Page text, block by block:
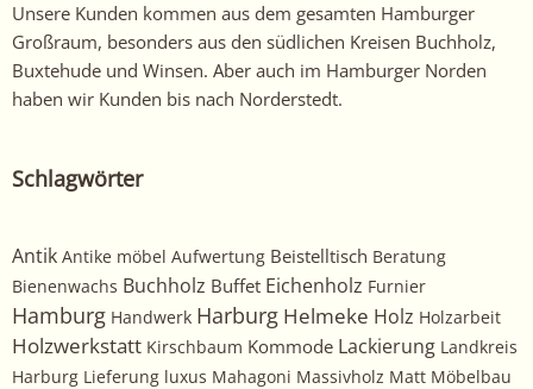
Unsere Kunden kommen aus dem gesamten Hamburger
Großraum, besonders aus den südlichen Kreisen Buchholz,
Buxtehude und Winsen. Aber auch im Hamburger Norden
haben wir Kunden bis nach Norderstedt.
Schlagwörter
Antik Antike möbel Aufwertung Beistelltisch Beratung
Bienenwachs Buchholz Buffet Eichenholz Furnier
Hamburg Handwerk Harburg Helmeke Holz Holzarbeit
Holzwerkstatt Kirschbaum Kommode Lackierung Landkreis
Harburg Lieferung luxus Mahagoni Massivholz Matt Möbelbau